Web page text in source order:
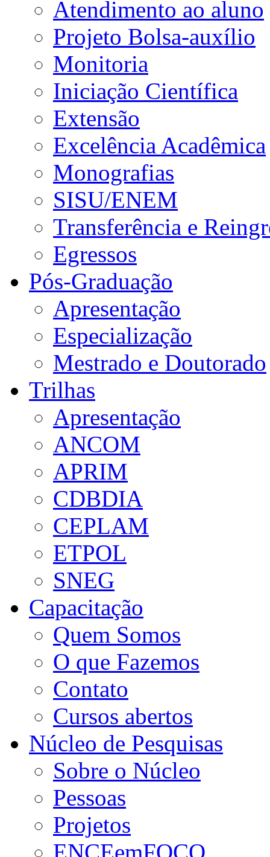
Atendimento ao aluno
Projeto Bolsa-auxílio
Monitoria
Iniciação Científica
Extensão
Excelência Acadêmica
Monografias
SISU/ENEM
Transferência e
Egressos
Pós-Graduação
Apresentação
Especialização
Mestrado e Doutorado
Trilhas
Apresentação
ANCOM
APRIM
CDBDIA
CEPLAM
ETPOL
SNEG
Capacitação
Quem Somos
O que Fazemos
Contato
Cursos abertos
Núcleo de Pesquisas
Sobre o Núcleo
Pessoas
Projetos
ENCEemFOCO